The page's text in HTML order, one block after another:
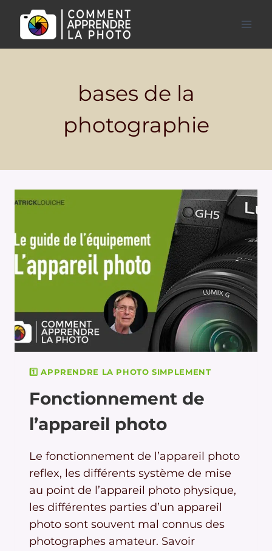
contenu
bases de la
photographie
1️⃣ APPRENDRE LA PHOTO SIMPLEMENT
Fonctionnement de
l’appareil photo
Le fonctionnement de l’appareil photo
reflex, les différents système de mise
au point de l’appareil photo physique,
les différentes parties d’un appareil
photo sont souvent mal connus des
photographes amateur. Savoir